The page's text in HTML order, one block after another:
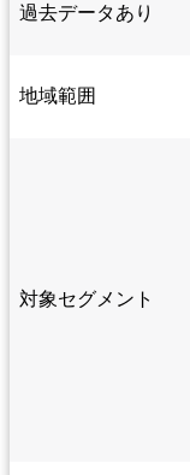
過去データあり
地域範囲
対象セグメント